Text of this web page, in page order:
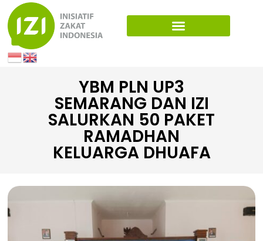
YBM PLN UP3
SEMARANG DAN IZI
SALURKAN 50 PAKET
RAMADHAN
KELUARGA DHUAFA